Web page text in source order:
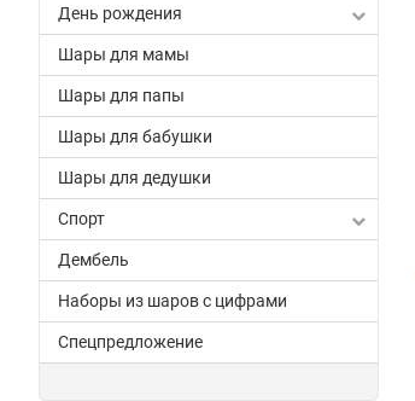
День рождения
Шары для мамы
Шары для папы
Шары для бабушки
Шары для дедушки
Спорт
Дембель
Наборы из шаров с цифрами
Спецпредложение